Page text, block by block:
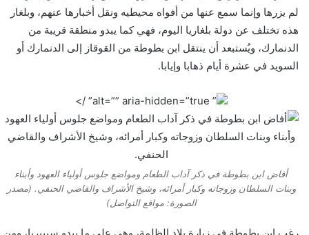
لم يزرها وإنما سمع عنها من أفواه محيطيه ونقل أخبارها عنهم، وبلغار
هذه تختلف عن دولة بلغاريا اليوم، فهي كما يبدو منطقة قريبة من
الدنمارك، ويُستبعد أن ينتقل ابن بطوطة من القوقاز إلى الدنمارك أو
السويد في عشرة أيام ذهابا وإيابا.
” alt=”” aria-hidden=”true” />
أفاض ابن بطوطة في ذكر آداب الطعام ومواضع جلوس أولياء العهود وأبناء
وبنات السلطان وزوجاته وكبار أمرائه، وشيخ الأشراف والقاضي الحنفي. (مصدر
الصورة: مواقع التواصل)